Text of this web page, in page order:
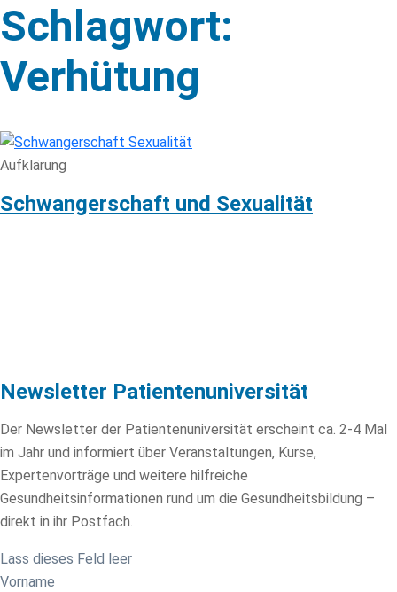
Schlagwort:
Verhütung
Aufklärung
Schwangerschaft und Sexualität
Newsletter Patientenuniversität
Der Newsletter der Patientenuniversität erscheint ca. 2-4 Mal
im Jahr und informiert über Veranstaltungen, Kurse,
Expertenvorträge und weitere hilfreiche
Gesundheitsinformationen rund um die Gesundheitsbildung –
direkt in ihr Postfach.
Lass dieses Feld leer
Vorname